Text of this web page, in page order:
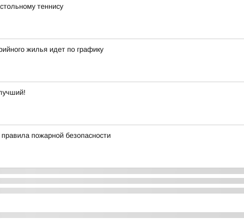
теннису
жилья идет по графику
пожарной безопасности